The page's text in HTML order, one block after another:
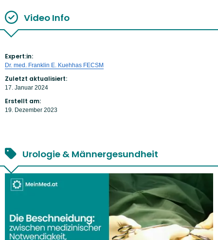
Video Info
Expert:in:
Dr. med. Franklin E. Kuehhas FECSM
Zuletzt aktualisiert:
17. Januar 2024
Erstellt am:
19. Dezember 2023
Urologie & Männergesundheit